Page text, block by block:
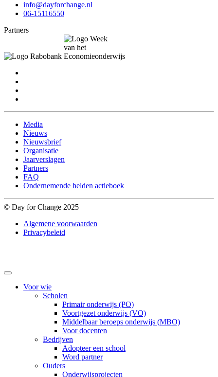
info@dayforchange.nl
06-15116550
Partners
Media
Nieuws
Nieuwsbrief
Organisatie
Jaarverslagen
Partners
FAQ
Ondernemende helden actieboek
© Day for Change 2025
Algemene voorwaarden
Privacybeleid
Voor wie
Scholen
Primair onderwijs (PO)
Voortgezet onderwijs (VO)
Middelbaar beroeps onderwijs (MBO)
Voor docenten
Bedrijven
Adopteer een school
Word partner
Ouders
Onderwijsprojecten